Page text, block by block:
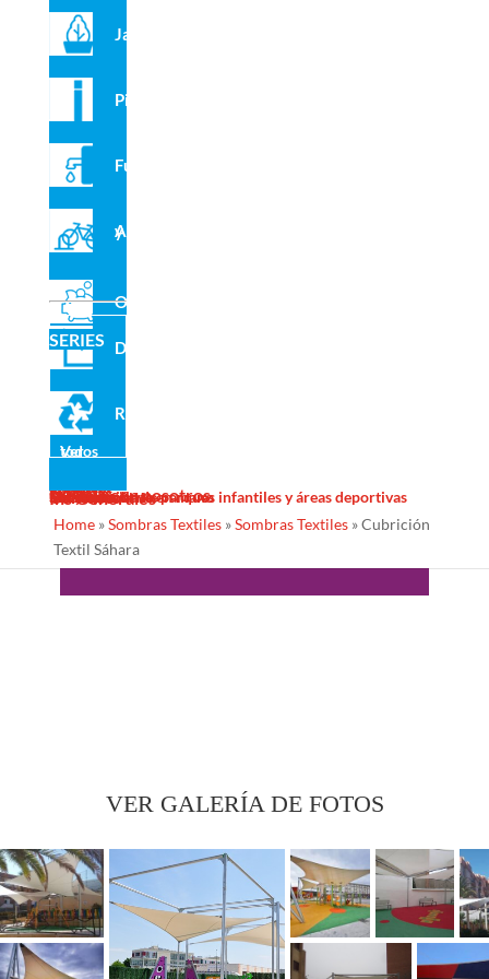
Jardineras
Pilonas
Fuentes
Aparcabicis y VMP
Outlet
SERIES Domo
Reciclado
Ver todos
Sombras Textiles
Noticias
Galería
Trabaja con nosotros
Servicios
Diseño
Fabricacion
Mantenimiento
Proyectos llave en mano
Desinfección de parques infantiles y áreas deportivas
Contacto
Ins Generales
Home»Sombras Textiles»Sombras Textiles»Cubrición
Textil SáharaR3874 · Cubrición Módular Gobi
VER GALERÍA DE FOTOS